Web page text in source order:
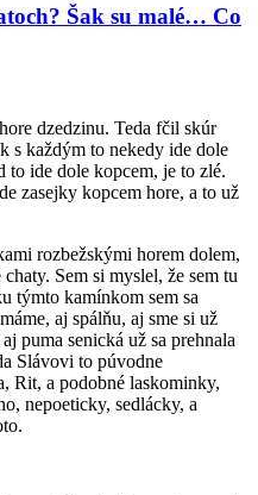
Šak su malé… Co
dzedzinu. Teda fčil skúr
s každým to nekedy ide dole
to ide dole kopcem, je to zlé.
zasejky kopcem hore, a to už
rozbežskými horem dolem,
Sem si myslel, že sem tu
týmto kamínkom sem sa
aj spálňu, aj sme si už
puma senická už sa prehnala
Slávovi to púvodne
Rit, a podobné laskominky,
nepoeticky, sedlácky, a